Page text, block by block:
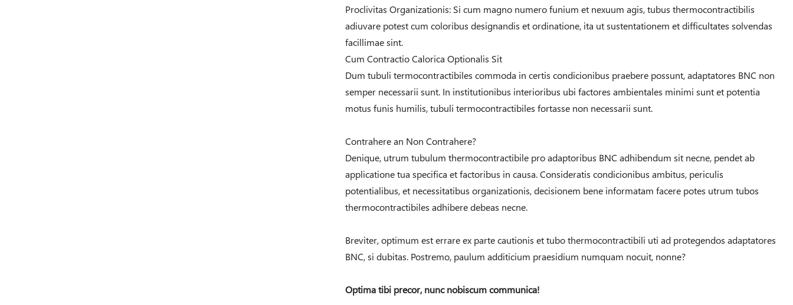
Proclivitas Organizationis: Si cum magno numero funium et nexuum agis, tubus thermocontractibilis
adiuvare potest cum coloribus designandis et ordinatione, ita ut sustentationem et difficultates solvendas
facillimae sint.
Cum Contractio Calorica Optionalis Sit
Dum tubuli termocontractibiles commoda in certis condicionibus praebere possunt, adaptatores BNC non
semper necessarii sunt. In institutionibus interioribus ubi factores ambientales minimi sunt et potentia
motus funis humilis, tubuli termocontractibiles fortasse non necessarii sunt.
Contrahere an Non Contrahere?
Denique, utrum tubulum thermocontractibile pro adaptoribus BNC adhibendum sit necne, pendet ab
applicatione tua specifica et factoribus in causa. Consideratis condicionibus ambitus, periculis
potentialibus, et necessitatibus organizationis, decisionem bene informatam facere potes utrum tubos
thermocontractibiles adhibere debeas necne.
Breviter, optimum est errare ex parte cautionis et tubo thermocontractibili uti ad protegendos adaptatores
BNC, si dubitas. Postremo, paulum additicium praesidium numquam nocuit, nonne?
Optima tibi precor, nunc nobiscum communica!